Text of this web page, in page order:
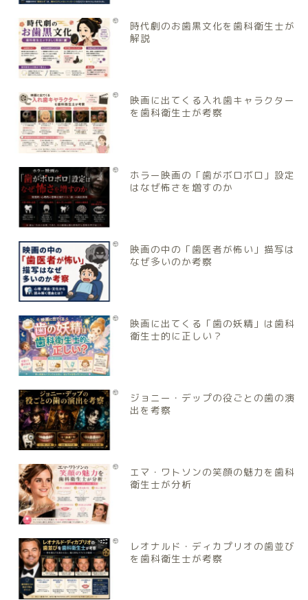
時代劇のお歯黒文化を歯科衛生士が
解説
映画に出てくる入れ歯キャラクター
を歯科衛生士が考察
ホラー映画の「歯がボロボロ」設定
はなぜ怖さを増すのか
映画の中の「歯医者が怖い」描写は
なぜ多いのか考察
映画に出てくる「歯の妖精」は歯科
衛生士的に正しい？
ジョニー・デップの役ごとの歯の演
出を考察
エマ・ワトソンの笑顔の魅力を歯科
衛生士が分析
レオナルド・ディカプリオの歯並び
を歯科衛生士が考察